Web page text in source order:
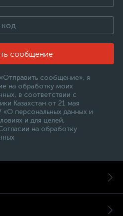
сообщение
сообщение», я
на обработку моих
в соответствии с
Казахстан от 21 мая
персональных данных и
и для целей,
на обработку